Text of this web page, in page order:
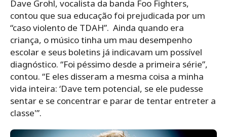
Dave Grohl, vocalista da banda Foo Fighters,
contou que sua educação foi prejudicada por um
“caso violento de TDAH”. Ainda quando era
criança, o músico tinha um mau desempenho
escolar e seus boletins já indicavam um possível
diagnóstico. “Foi péssimo desde a primeira série”,
contou. “E eles disseram a mesma coisa a minha
vida inteira: ‘Dave tem potencial, se ele pudesse
sentar e se concentrar e parar de tentar entreter a
classe'”.